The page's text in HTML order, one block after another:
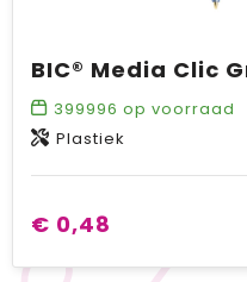
BIC® Media Clic
399996 op voorraad
Plastiek
€ 0,48